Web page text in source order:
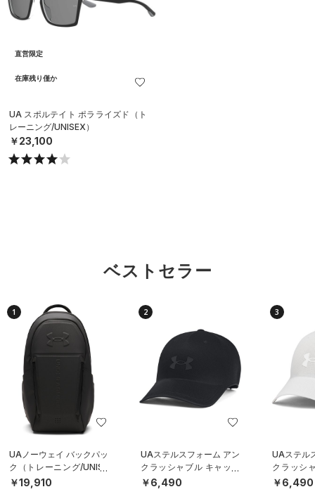
直営限定
在庫残り僅か
UA スポルテイト ポラライズド（ト
レーニング/UNISEX）
￥23,100
ベストセラー
1
UAノーウェイ バックパッ
ク（トレーニング/UNISE
X）
￥19,910
2
UAステルスフォーム アン
クラッシャブル キャップ
（ライフスタイル/UNISE
￥6,490
3
UAステル
クラッシ
（ライフ
￥6,490